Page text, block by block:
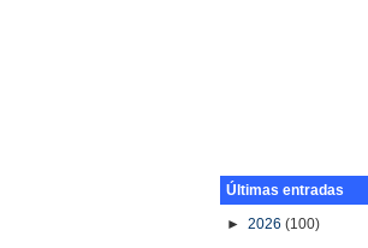
Últimas entradas
►2026(100)